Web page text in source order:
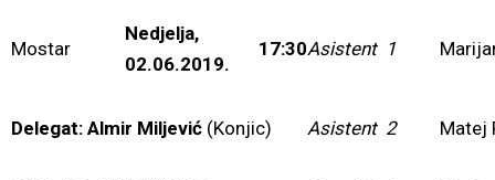
Mostar
Nedjelja,
02.06.2019.
17:30Asistent 1
Delegat: Almir Miljević (Konjic) Asistent 2 Matej